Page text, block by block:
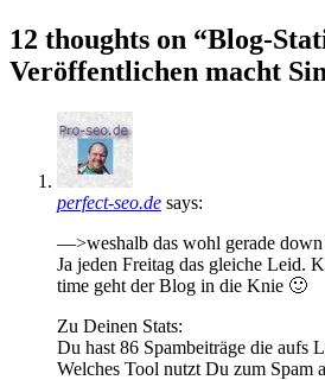
12 thoughts on “Blog-
Veröffentlichen macht
perfect-seo.de says:
—>weshalb das wohl gerade
Ja jeden Freitag das gleiche Leid.
time geht der Blog in die Knie 🙂
Zu Deinen Stats:
Du hast 86 Spambeiträge die aufs
Welches Tool nutzt Du zum Spam